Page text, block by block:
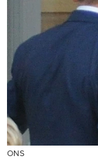
ONS